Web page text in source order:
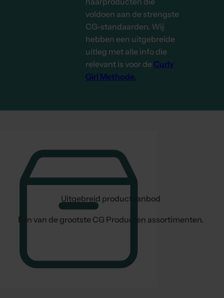
voldoen aan de strengste
CG-standaarden. Wij
hebben een uitgebreide
uitleg met alle info die
relevant is voor de Curly
Girl Methode.
Uitgebreid productaanbod
Een van de grootste CG Producten assortimenten.